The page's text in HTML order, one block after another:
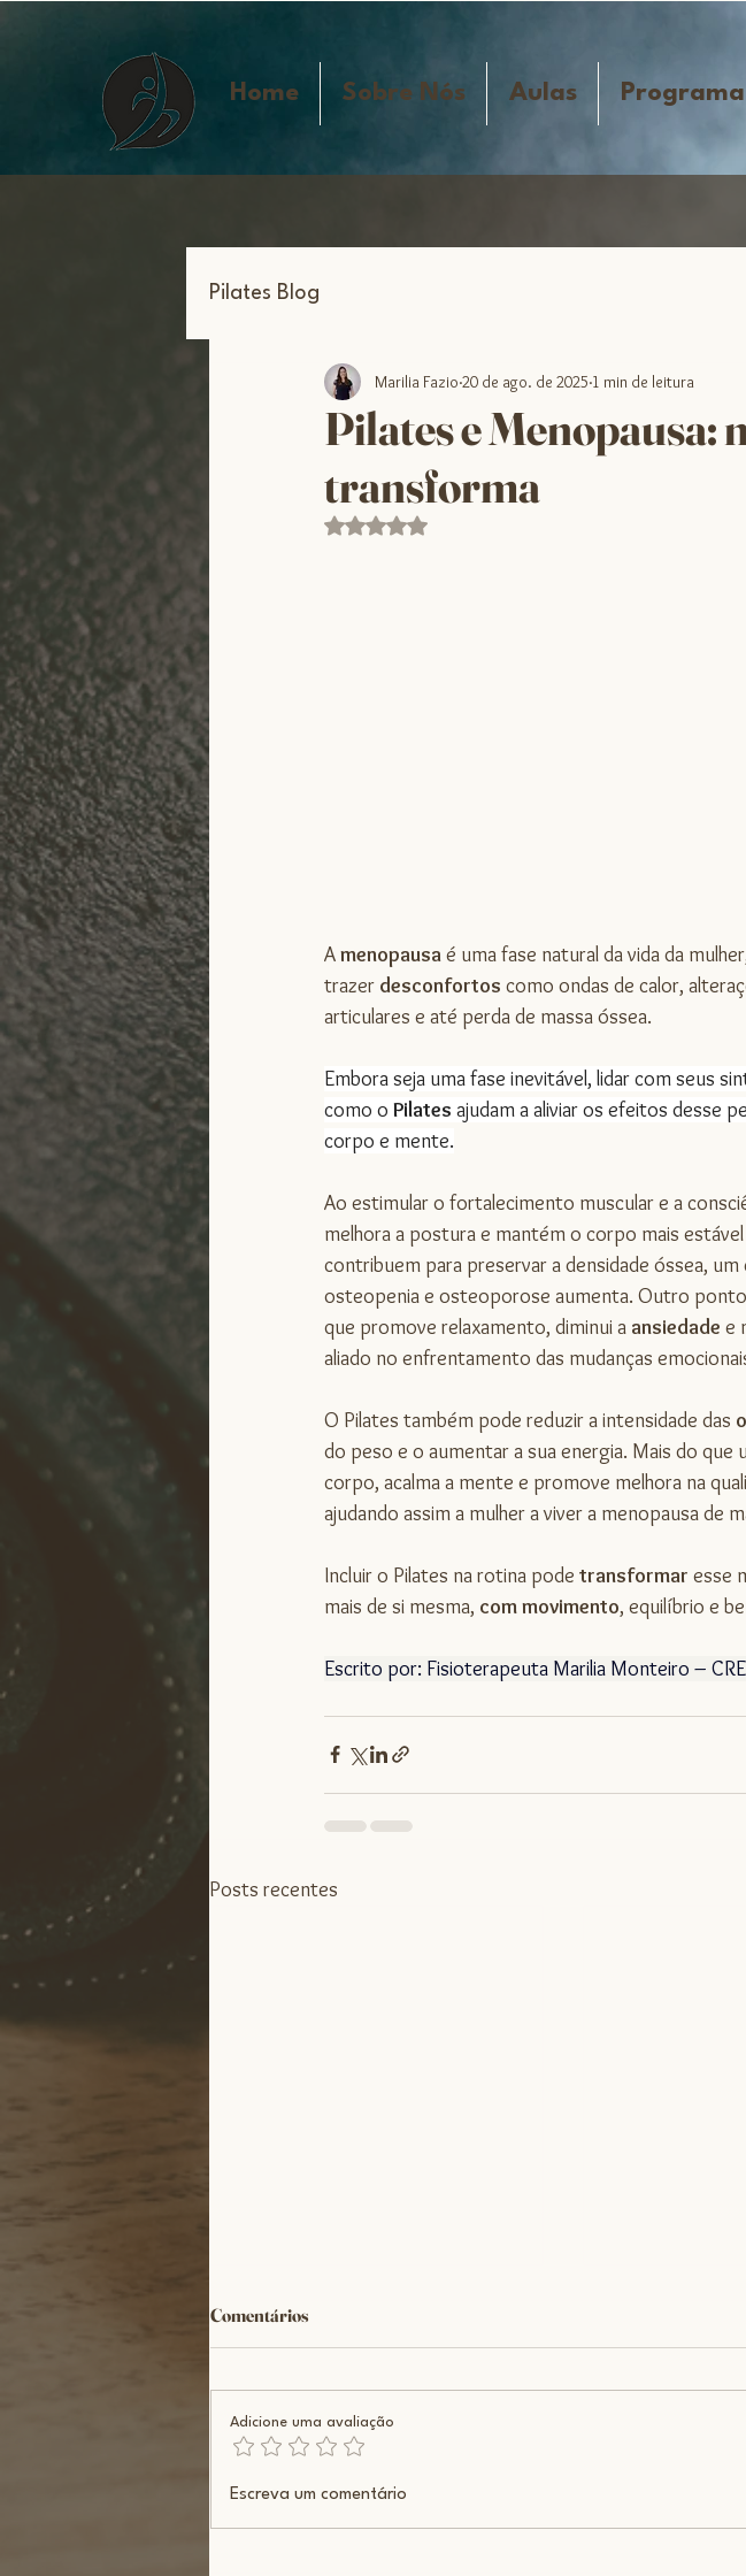
Home Sobre Nós Aulas
Pilates Blog
Pilates e Menopausa:
transforma
Marilia Fazio 20 de ago. de 2025 1 min de leitura
Avaliado com NaN de 5 estrelas.
A menopausa é uma fase natural da vida da
trazer desconfortos como ondas de calor,
articulares e até perda de massa óssea.
Embora seja uma fase inevitável, lidar com seus
como o Pilates ajudam a aliviar os efeitos desse
corpo e mente.
Ao estimular o fortalecimento muscular e a
melhora a postura e mantém o corpo mais
contribuem para preservar a densidade óssea,
osteopenia e osteoporose aumenta. Outro
que promove relaxamento, diminui a ansiedade e
aliado no enfrentamento das mudanças
O Pilates também pode reduzir a intensidade das
do peso e o aumentar a sua energia. Mais do
corpo, acalma a mente e promove melhora na
ajudando assim a mulher a viver a menopausa de
Incluir o Pilates na rotina pode transformar esse
mais de si mesma, com movimento, equilíbrio e
Escrito por: Fisioterapeuta Marilia Monteiro –
Posts recentes
O que acontece no abdômen
Comentários
Adicione uma avaliação
Escreva um comentário